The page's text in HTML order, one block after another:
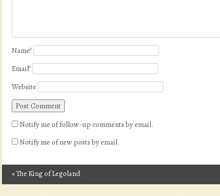
Name*
Email*
Website
Notify me of follow-up comments by email.
Notify me of new posts by email.
Post navigation
«The King of Legoland